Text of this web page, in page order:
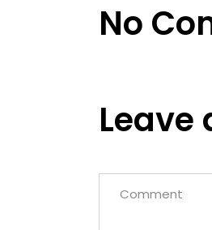
No
Leave